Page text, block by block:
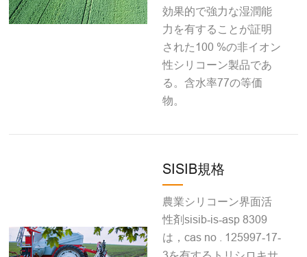
効果的で強力な湿潤能
力を有することが証明
された100 %の非イオン
性シリコーン製品であ
る。含水率77の等価
物。
SISIB規格
農業シリコーン界面活
性剤sisib‐is‐asp 8309
は，cas no . 125997‐17‐